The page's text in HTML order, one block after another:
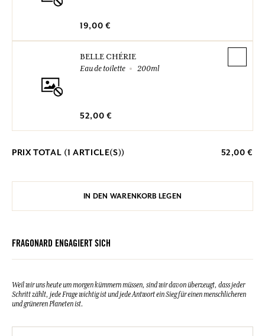
19,00 €
BELLE CHÉRIE
Eau de toilette
200ml
52,00 €
PRIX TOTAL (1 ARTICLE(S)) 52,00 €
IN DEN WARENKORB LEGEN
FRAGONARD ENGAGIERT SICH
Weil wir uns heute um morgen kümmern müssen, sind wir davon überzeugt, dass jeder
Schritt zählt, jede Frage wichtig ist und jede Antwort ein Sieg für einen menschlicheren
und grüneren Planeten ist.